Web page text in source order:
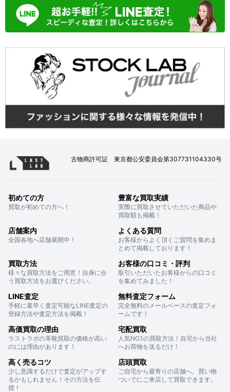
古物商許可証 東京都公安委員会第307731104330号
初めての方
買取が初めての方へ！
豊富な買取実績
実際に買取させていただいた商品や
買取額も掲載！
店舗案内
全国各地へ店舗展開中！
よくある質問
お客様からよく頂くご質問を集めま
とめて掲載しております！
買取方法
様々な買取方法をご用意！自身に合
う買取方法をお選びください。
お客様の口コミ・評判
取引いただいたお客様からの口コミ
を集めてみました！
LINE査定
手軽に素早く査定可能なLINE査定の
登録方法や査定方法を掲載！
無料査定フォーム
完全無料のメールベースの査定フォ
ームです！
高価買取の理由
ラストラボの革靴買取の価格が高い
のには理由があります！
宅配買取
人気NO.1の買取方法！自宅から当社
へお荷物を送るだけ！
高く売るコツ
少し意識するだけで査定がアップす
るかもしれません！その方法を伝
授！
店頭買取
ご自宅から最寄りの店舗へ。買い物
ついでにご来店して買取できます。